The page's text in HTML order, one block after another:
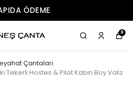
0
Çantaları
Tekerli Hostes & Pilot Kabin Boy Valiz